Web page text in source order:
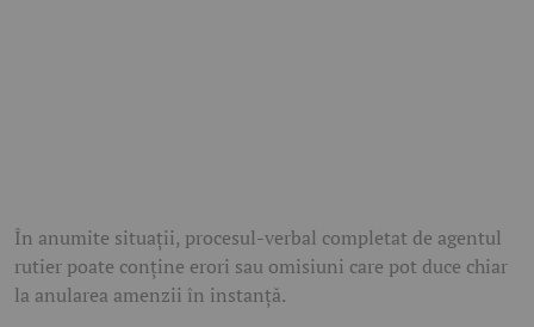
În anumite situații, procesul-verbal completat de agentul
rutier poate conține erori sau omisiuni care pot duce chiar
la anularea amenzii în instanță.